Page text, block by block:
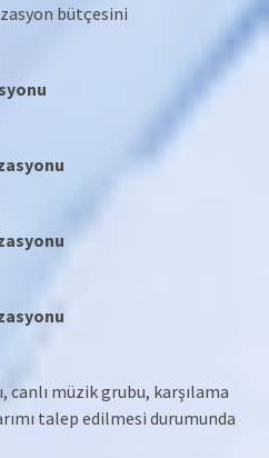
bütçesini
müzik grubu, karşılama
talep edilmesi durumunda